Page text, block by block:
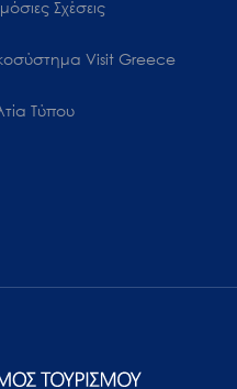
Σχέσεις
Visit Greece
Τύπου